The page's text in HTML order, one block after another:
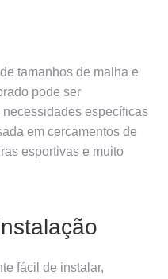
tamanhos de malha e
pode ser
específicas
em cercamentos de
esportivas e muito
fácil de instalar,